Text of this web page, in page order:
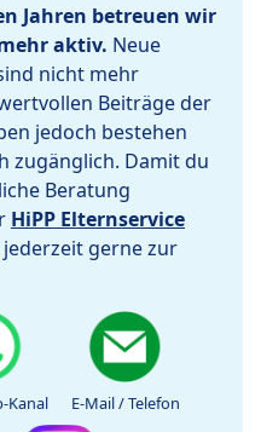
Jahren betreuen wir
aktiv. Neue
nicht mehr
Beiträge der
jedoch bestehen
zugänglich. Damit du
Beratung
HiPP Elternservice
gerne zur
Kanal E-Mail / Telefon